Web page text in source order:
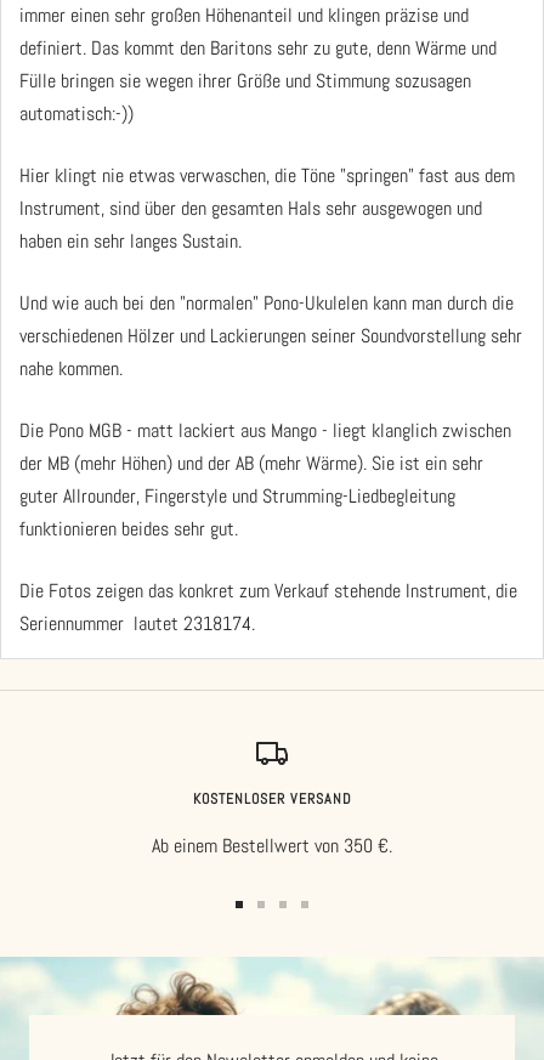
immer einen sehr großen Höhenanteil und klingen präzise und
definiert. Das kommt den Baritons sehr zu gute, denn Wärme und
Fülle bringen sie wegen ihrer Größe und Stimmung sozusagen
automatisch:-))
Hier klingt nie etwas verwaschen, die Töne "springen" fast aus dem
Instrument, sind über den gesamten Hals sehr ausgewogen und
haben ein sehr langes Sustain.
Und wie auch bei den "normalen" Pono-Ukulelen kann man durch die
verschiedenen Hölzer und Lackierungen seiner Soundvorstellung sehr
nahe kommen.
Die Pono MGB - matt lackiert aus Mango - liegt klanglich zwischen
der MB (mehr Höhen) und der AB (mehr Wärme). Sie ist ein sehr
guter Allrounder, Fingerstyle und Strumming-Liedbegleitung
funktionieren beides sehr gut.
Die Fotos zeigen das konkret zum Verkauf stehende Instrument, die
Seriennummer lautet 2318174.
KOSTENLOSER VERSAND
Ab einem Bestellwert von 350 €.
Slide
gehen
SlideSlideSlide
4
gehen